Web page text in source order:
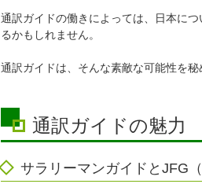
通訳ガイドの働きによっては、日本に
るかもしれません。
通訳ガイドは、そんな素敵な可能性を秘
通訳ガイドの魅力
サラリーマンガイドとJFG